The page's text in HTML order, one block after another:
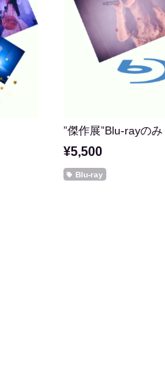
”傑作展”Blu-rayのみ
¥5,500
Blu-ray